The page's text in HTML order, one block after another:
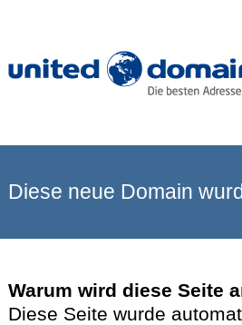
Diese neue Domain
Warum wird diese Seite
Diese Seite wurde